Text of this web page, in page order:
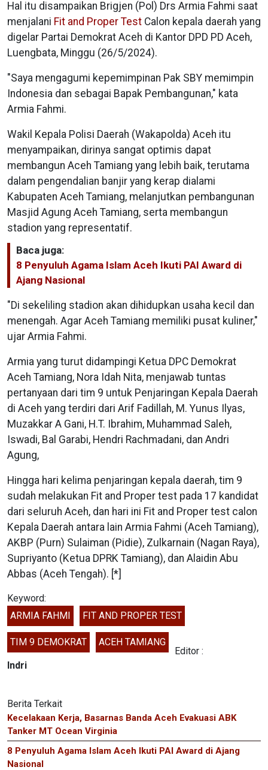
Hal itu disampaikan Brigjen (Pol) Drs Armia Fahmi saat
menjalani Fit and Proper Test Calon kepala daerah yang
digelar Partai Demokrat Aceh di Kantor DPD PD Aceh,
Luengbata, Minggu (26/5/2024).
"Saya mengagumi kepemimpinan Pak SBY memimpin
Indonesia dan sebagai Bapak Pembangunan," kata
Armia Fahmi.
Wakil Kepala Polisi Daerah (Wakapolda) Aceh itu
menyampaikan, dirinya sangat optimis dapat
membangun Aceh Tamiang yang lebih baik, terutama
dalam pengendalian banjir yang kerap dialami
Kabupaten Aceh Tamiang, melanjutkan pembangunan
Masjid Agung Aceh Tamiang, serta membangun
stadion yang representatif.
Baca juga:
8 Penyuluh Agama Islam Aceh Ikuti PAI Award di
Ajang Nasional
"Di sekeliling stadion akan dihidupkan usaha kecil dan
menengah. Agar Aceh Tamiang memiliki pusat kuliner,"
ujar Armia Fahmi.
Armia yang turut didampingi Ketua DPC Demokrat
Aceh Tamiang, Nora Idah Nita, menjawab tuntas
pertanyaan dari tim 9 untuk Penjaringan Kepala Daerah
di Aceh yang terdiri dari Arif Fadillah, M. Yunus Ilyas,
Muzakkar A Gani, H.T. Ibrahim, Muhammad Saleh,
Iswadi, Bal Garabi, Hendri Rachmadani, dan Andri
Agung,
Hingga hari kelima penjaringan kepala daerah, tim 9
sudah melakukan Fit and Proper test pada 17 kandidat
dari seluruh Aceh, dan hari ini Fit and Proper test calon
Kepala Daerah antara lain Armia Fahmi (Aceh Tamiang),
AKBP (Purn) Sulaiman (Pidie), Zulkarnain (Nagan Raya),
Supriyanto (Ketua DPRK Tamiang), dan Alaidin Abu
Abbas (Aceh Tengah). [*]
Keyword:
ARMIA FAHMI
FIT AND PROPER TEST
TIM 9 DEMOKRAT ACEH TAMIANG
Editor :
Indri
Berita Terkait
Kecelakaan Kerja, Basarnas Banda Aceh Evakuasi ABK
Tanker MT Ocean Virginia
8 Penyuluh Agama Islam Aceh Ikuti PAI Award di Ajang
Nasional